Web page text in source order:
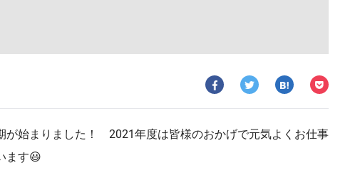
が始まりました！ 2021年度は皆様のおかげで元気よくお仕事
ます😃